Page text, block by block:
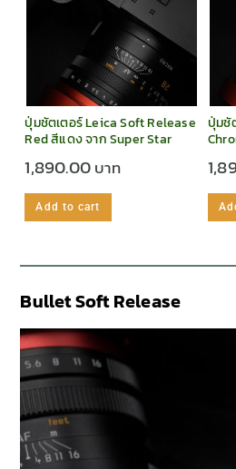
ปุ่มชัตเตอร์ Leica Soft Release
Red สีแดง จาก Super Star
1,890.00
Add to cart
ปุ่มชั
Bullet Soft Release